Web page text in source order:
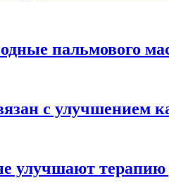
пальмового
с улучшением
улучшают